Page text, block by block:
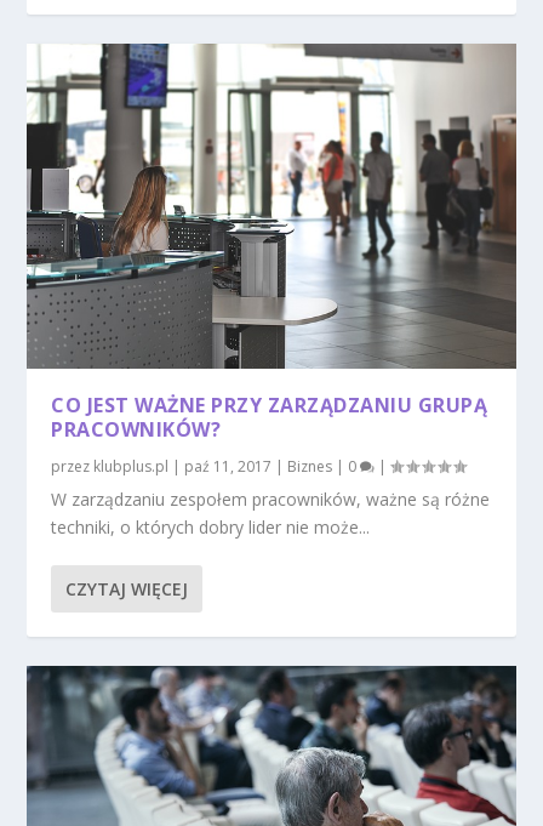
CO JEST WAŻNE PRZY ZARZĄDZANIU GRUPĄ
PRACOWNIKÓW?
przez klubplus.pl | paź 11, 2017 | Biznes | 0 |
W zarządzaniu zespołem pracowników, ważne są różne
techniki, o których dobry lider nie może...
CZYTAJ WIĘCEJ